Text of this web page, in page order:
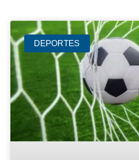
DEPORTES